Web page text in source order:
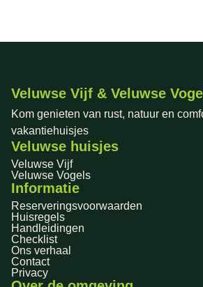
Veluwse Vijf & Veluwse
Kom genieten van rust, natuur en
vakantiehuisjes
Veluwse huisjes
Veluwse Vijf
Veluwse Vogels
Informatie
Reserveringsvoorwaarden
Huisregels
Handleidingen
Checklist
Ons verhaal
Contact
Privacy